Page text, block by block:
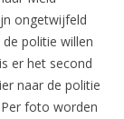
ongetwijfeld
politie willen
er het second
naar de politie
foto worden